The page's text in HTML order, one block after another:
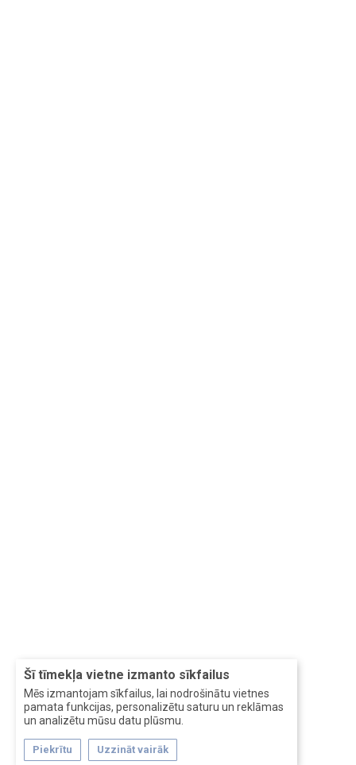
Šī tīmekļa vietne izmanto sīkfailus
Mēs izmantojam sīkfailus, lai nodrošinātu vietnes
pamata funkcijas, personalizētu saturu un reklāmas
un analizētu mūsu datu plūsmu.
Piekrītu Uzzināt vairāk